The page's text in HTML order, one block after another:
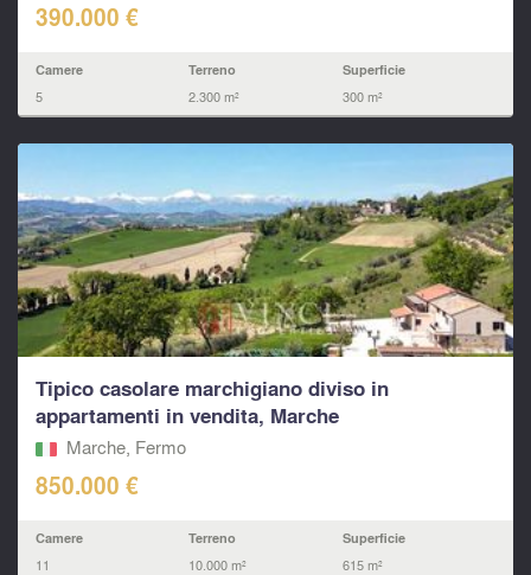
390.000 €
Camere
5
Terreno
2.300 m²
Superficie
300 m²
Tipico casolare marchigiano diviso in
appartamenti in vendita, Marche
Marche, Fermo‎
850.000 €
Camere
11
Terreno
10.000 m²
Superficie
615 m²